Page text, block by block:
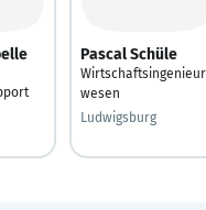
Pascal Schüle
Wirtschaftsingenieur
wesen
Ludwigsburg